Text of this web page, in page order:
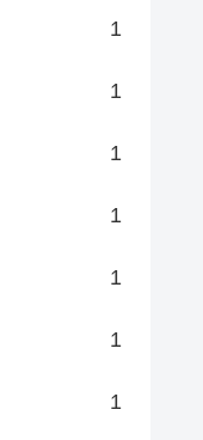
1
1
1
1
1
1
1